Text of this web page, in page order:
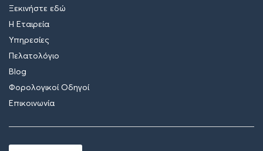
Ξεκινήστε εδώ
Η Εταιρεία
Υπηρεσίες
Πελατολόγιο
Blog
Φορολογικοί Οδηγοί
Επικοινωνία